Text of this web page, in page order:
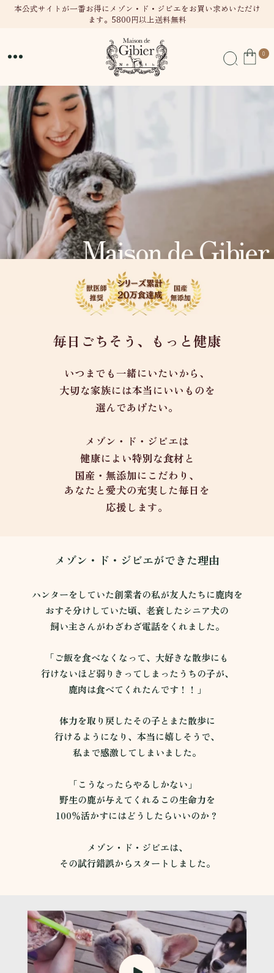
テン
本公式サイトが一番お得にメゾン・ド・ジビエをお買い求めいただけ
ます。5800円以上送料無料
00
Maison de Gibier
毎日ごちそう、もっと健康
いつまでも一緒にいたいから、
大切な家族には本当にいいものを
選んであげたい。
メゾン・ド・ジビエは
健康によい特別な食材と
国産・無添加にこだわり、
あなたと愛犬の充実した毎日を
応援します。
メゾン・ド・ジビエができた理由
ハンターをしていた創業者の私が友人たちに鹿肉を
おすそ分けしていた頃、老衰したシニア犬の
飼い主さんがわざわざ電話をくれました。
「ご飯を食べなくなって、大好きな散歩にも
行けないほど弱りきってしまったうちの子が、
鹿肉は食べてくれたんです！！」
体力を取り戻したその子とまた散歩に
行けるようになり、本当に嬉しそうで、
私まで感激してしまいました。
「こうなったらやるしかない」
野生の鹿が与えてくれるこの生命力を
100％活かすにはどうしたらいいのか？
メゾン・ド・ジビエは、
その試行錯誤からスタートしました。